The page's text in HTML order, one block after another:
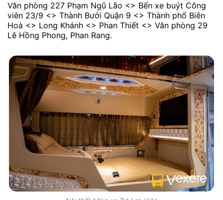
Văn phòng 227 Phạm Ngũ Lão <> Bến xe buýt Công
viên 23/9 <> Thành Bưởi Quận 9 <> Thành phố Biên
Hoà <> Long Khánh <> Phan Thiết <> Văn phòng 29
Lê Hồng Phong, Phan Rang.